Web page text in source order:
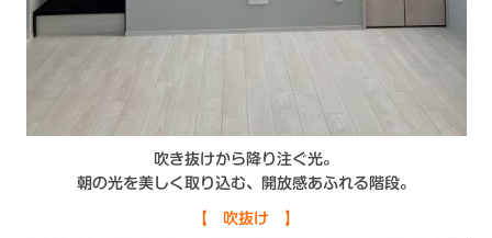
吹き抜けから降り注ぐ光。
朝の光を美しく取り込む、開放感あふれる階段。
【 吹抜け 】